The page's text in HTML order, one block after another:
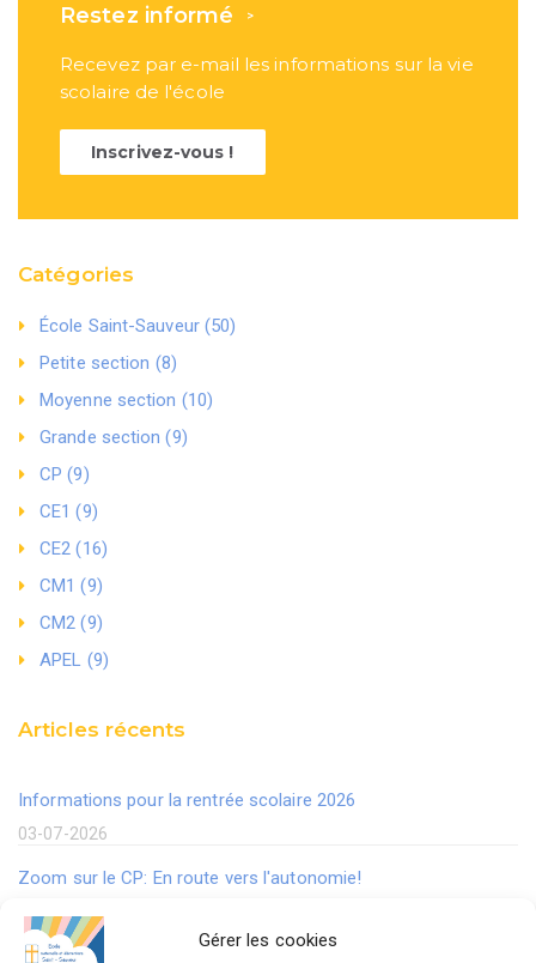
Gérer les cookies
Restez informé >
Recevez par e-mail les informations sur la vie
scolaire de l'école
Inscrivez-vous !
Catégories
École Saint-Sauveur (50)
Petite section (8)
Moyenne section (10)
Grande section (9)
CP (9)
CE1 (9)
CE2 (16)
CM1 (9)
CM2 (9)
APEL (9)
Articles récents
Informations pour la rentrée scolaire 2026
03-07-2026
Zoom sur le CP: En route vers l'autonomie!
Ateliers périscolaires 2025-2026